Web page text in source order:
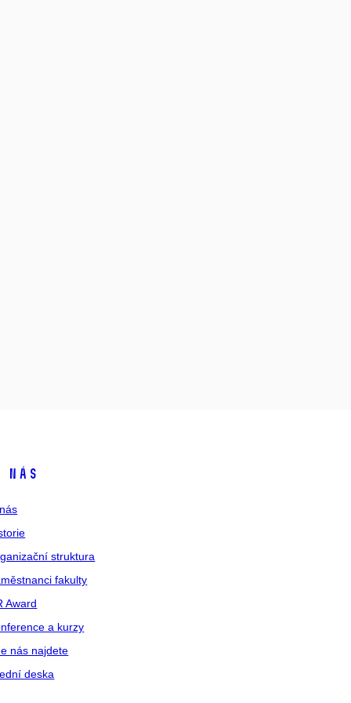
nás
struktura
fakulty
Award
a kurzy
nás najdete
deska